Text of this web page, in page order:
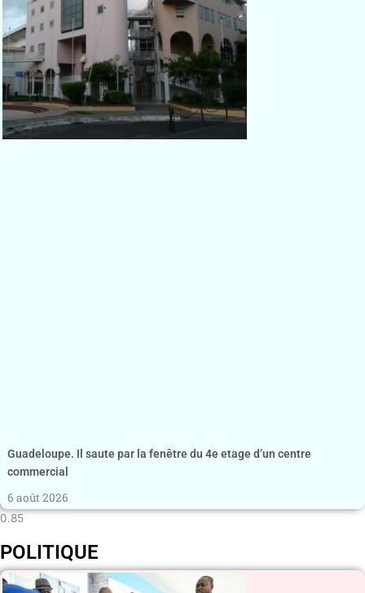
Guadeloupe. Il saute par la fenêtre du 4e etage d’un centre
commercial
6 août 2026
POLITIQUE